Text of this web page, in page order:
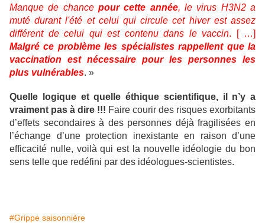
Manque de chance pour cette année, le virus H3N2 a
muté durant l'été et celui qui circule cet hiver est assez
différent de celui qui est contenu dans le vaccin. [ …]
Malgré ce problème les spécialistes rappellent que la
vaccination est nécessaire pour les personnes les
plus vulnérables. »
Quelle logique et quelle éthique scientifique, il n’y a
vraiment pas à dire !!! Faire courir des risques exorbitants
d’effets secondaires à des personnes déjà fragilisées en
l’échange d’une protection inexistante en raison d’une
efficacité nulle, voilà qui est la nouvelle idéologie du bon
sens telle que redéfini par des idéologues-scientistes.
#Grippe saisonnière